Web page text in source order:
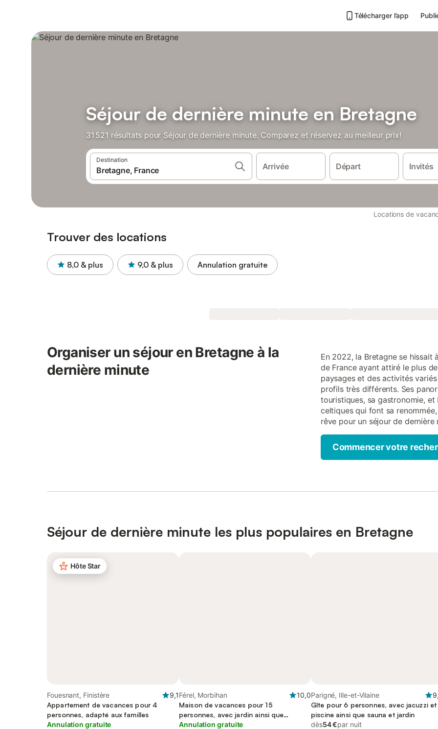
Télécharger l’app
Séjour de dernière minute en Bretagne
31 521 résultats pour Séjour de dernière minute. Comparez et réservez au meilleur prix!
Destination
Arrivée Départ Invités
Locations de
Trouver des locations
8,0 & plus 9,0 & plus Annulation gratuite
Organiser un séjour en Bretagne à la
dernière minute
En 2022, la Bretagne se hissait
de France ayant attiré le plus
paysages et des activités
profils très différents. Ses
touristiques, sa gastronomie,
celtiques qui font sa
rêve pour un séjour de dernière
Commencer votre
Séjour de dernière minute les plus populaires en Bretagne
Hôte Star
Fouesnant, Finistère
9,1
Appartement de vacances pour 4
personnes, adapté aux familles
Annulation gratuite
Férel, Morbihan
10,0
Maison de vacances pour 15
personnes, avec jardin ainsi que
terrasse et piscine
Annulation gratuite
Parigné, Ille-et-Vilaine
Gîte pour 6 personnes, avec jacuzzi et
piscine ainsi que sauna et jardin
dès54 €par nuit